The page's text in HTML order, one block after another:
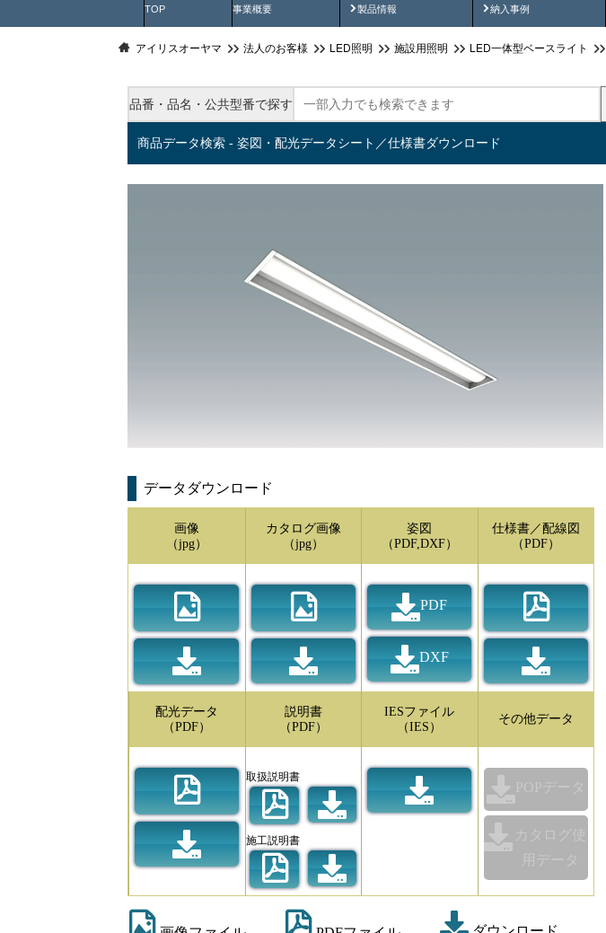
TOP 事業概要 製品情報
製品動画 納入事例
納入事例動画
アイリスオーヤマ 法人のお客様 LED照明 施設用照明 LED一体型ベースライト
品番・品名・公共型番で探す
商品データ検索 - 姿図・配光データシート／仕様書ダウンロード
データダウンロード
画像
（jpg）
カタログ画像
（jpg）
姿図
（PDF,DXF）
PDF
DXF
仕様書／配線図
（PDF）
配光データ
（PDF）
説明書
（PDF）
取扱説明書
施工説明書
IESファイル
（IES）
その他データ
POPデータ
カタログ使
用データ